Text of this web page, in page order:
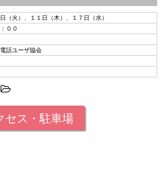
（火）、１１日（木）、１７日（水）
００
電話ユーザ協会
セス・駐車場